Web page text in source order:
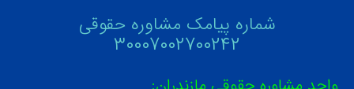
شماره پیامک مشاوره حقوقی
۳۰۰۰۷۰۰۲۷۰۰۲۴۲